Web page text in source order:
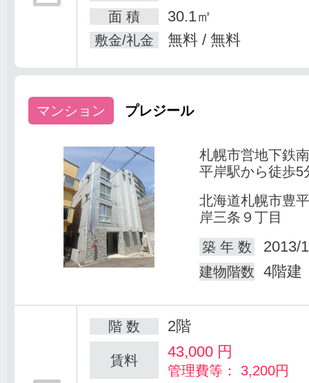
面 積 30.1㎡
敷金/礼金 無料 / 無料
マンション プレジール
札幌市営地下鉄
平岸駅から徒歩5
北海道札幌市豊
岸三条９丁目
築 年 数
2013/
建物階数 4階建
階 数 2階
賃料 43,000円
管理費等： 3,200円